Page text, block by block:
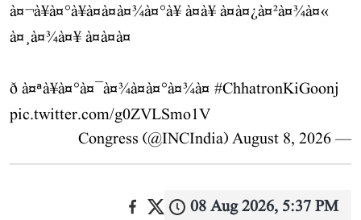
à¤¬à¥à¤°à¥à¤à¤à¤¾à¤°à¥ à¤à¥ à¤à¤¿à¤²à¤¾à¤«
à¤¸à¤¾à¤¥ à¤à¤à¤
ð à¤ªà¥à¤°à¤¯à¤¾à¤à¤°à¤¾à¤ #ChhatronKiGoonj
pic.twitter.com/g0ZVLSmo1V
— Congress (@INCIndia)
August 8, 2026
08 Aug 2026, 5:37 PM